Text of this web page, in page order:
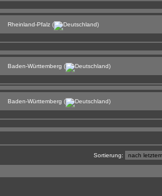
Rheinland-Pfalz ( )
Baden-Württemberg ( )
Baden-Württemberg ( )
Sortierung: